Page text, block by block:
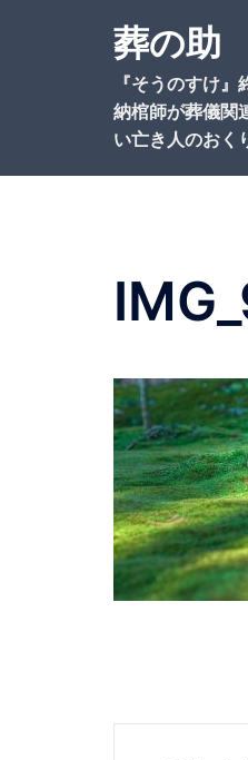
葬の助
『そうのすけ
納棺師が葬儀関
い亡き人のおく